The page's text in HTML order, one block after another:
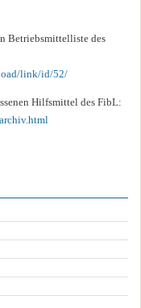
Betriebsmittelliste des
link/id/52/
Hilfsmittel des FibL: